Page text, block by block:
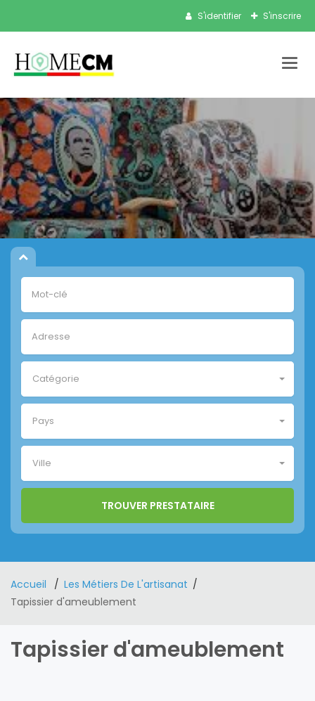
S'identifier S'inscrire
Catégorie
Pays
Ville
Accueil
Les Métiers De L'artisanat
Tapissier d'ameublement
Tapissier d'ameublement